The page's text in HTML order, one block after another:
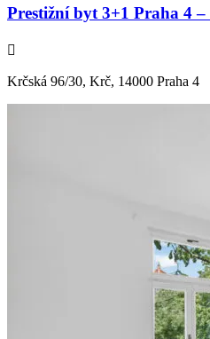
Prestižní byt 3+1 Praha 4
Krčská 96/30, Krč, 14000 Praha 4